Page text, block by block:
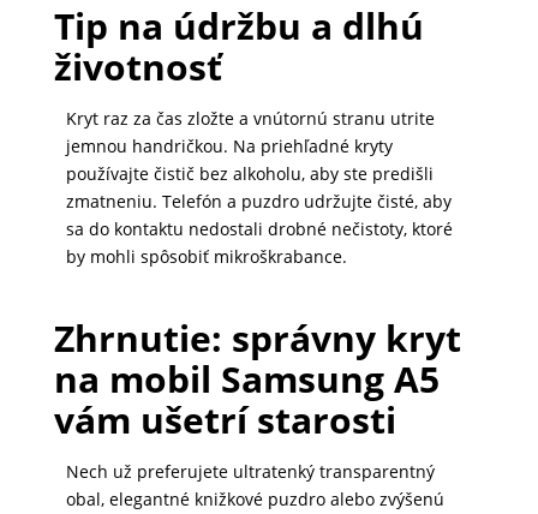
Tip na údržbu a dlhú
životnosť
Kryt raz za čas zložte a vnútornú stranu utrite
jemnou handričkou. Na priehľadné kryty
používajte čistič bez alkoholu, aby ste predišli
zmatneniu. Telefón a puzdro udržujte čisté, aby
sa do kontaktu nedostali drobné nečistoty, ktoré
by mohli spôsobiť mikroškrabance.
Zhrnutie: správny kryt
na mobil Samsung A5
vám ušetrí starosti
Nech už preferujete ultratenký transparentný
obal, elegantné knižkové puzdro alebo zvýšenú